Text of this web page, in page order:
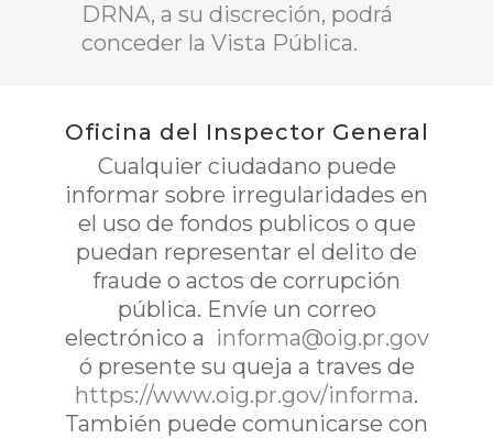
DRNA, a su discreción, podrá
conceder la Vista Pública.
Oficina del Inspector General
Cualquier ciudadano puede
informar sobre irregularidades en
el uso de fondos publicos o que
puedan representar el delito de
fraude o actos de corrupción
pública. Envíe un correo
electrónico a informa@oig.pr.gov
ó presente su queja a traves de
https://www.oig.pr.gov/informa.
También puede comunicarse con